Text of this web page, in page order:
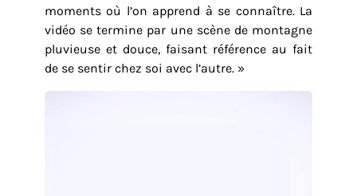
moments où l’on apprend à se connaître. La
vidéo se termine par une scène de montagne
pluvieuse et douce, faisant référence au fait
de se sentir chez soi avec l’autre. »